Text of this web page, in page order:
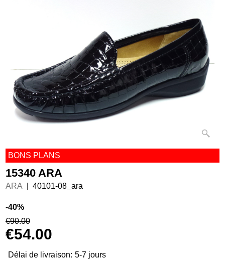
BONS PLANS
15340 ARA
ARA 40101-08_ara
-40%
€90.00
€54.00
Délai de livraison: 5-7 jours